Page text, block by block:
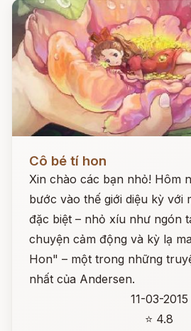
Cô bé tí hon
Xin chào các bạn nhỏ! Hôm
bước vào thế giới diệu kỳ với
đặc biệt – nhỏ xíu như ngón
chuyện cảm động và kỳ lạ
Hon" – một trong những
nhất của Andersen.
11-03-2015
⭐ 4.8